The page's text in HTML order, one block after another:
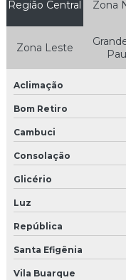
Concertina para
Concertina em recife
Configuração OLT
Configuração ONU
Configuração de
Configuração de
Controle de acesso
Controle de acesso
Região Central Zona
Zona Leste
Aclimação
Bom Retiro
Cambuci
Consolação
Glicério
Luz
República
Santa Efigênia
Vila Buarque